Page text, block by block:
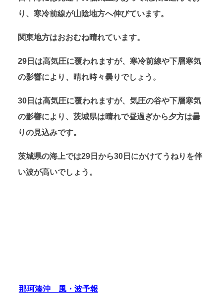
り、寒冷前線が山陰地方へ伸びています。
関東地方はおおむね晴れています。
29日は高気圧に覆われますが、寒冷前線や下層寒気
の影響により、晴れ時々曇りでしょう。
30日は高気圧に覆われますが、気圧の谷や下層寒気
の影響により、茨城県は晴れで昼過ぎから夕方は曇
りの見込みです。
茨城県の海上では29日から30日にかけてうねりを伴
い波が高いでしょう。
那珂湊沖 風・波予報